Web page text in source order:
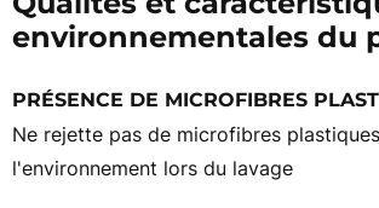
environnementales du
PRÉSENCE DE MICROFIBRES
Ne rejette pas de microfibres
l'environnement lors du lavage